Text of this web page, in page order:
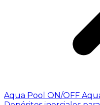
Aqua Pool ON/OFF